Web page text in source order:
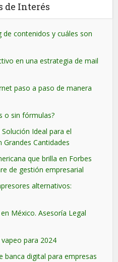
de Interés
de contenidos y cuáles son
en una estrategia de mail
paso a paso de manera
o sin fórmulas?
Ideal para el
Cantidades
que brilla en Forbes
de gestión empresarial
alternativos:
México. Asesoría Legal
para 2024
banca digital para empresas